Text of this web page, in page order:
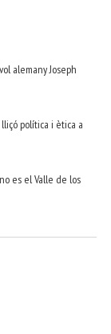
alemany Joseph
política i ètica a
es el Valle de los